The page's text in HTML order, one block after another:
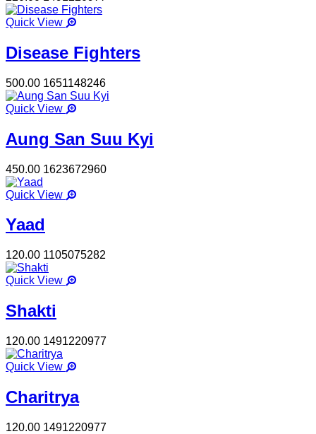
Quick View
Disease Fighters
500.00 1651148246
Quick View
Aung San Suu Kyi
450.00 1623672960
Quick View
Yaad
120.00 1105075282
Quick View
Shakti
120.00 1491220977
Quick View
Charitrya
120.00 1491220977